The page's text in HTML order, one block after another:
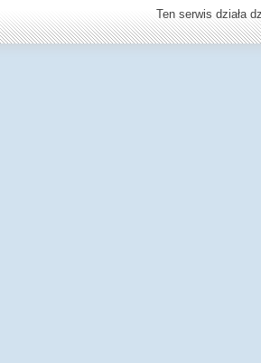
Ten serwis działa